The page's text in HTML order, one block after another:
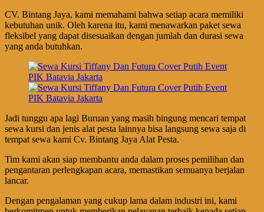
CV. Bintang Jaya, kami memahami bahwa setiap acara memiliki
kebutuhan unik. Oleh karena itu, kami menawarkan paket sewa
fleksibel yang dapat disesuaikan dengan jumlah dan durasi sewa
yang anda butuhkan.
Jadi tunggu apa lagi Buruan yang masih bingung mencari tempat
sewa kursi dan jenis alat pesta lainnya bisa langsung sewa saja di
tempat sewa kami Cv. Bintang Jaya Alat Pesta.
Tim kami akan siap membantu anda dalam proses pemilihan dan
pengantaran perlengkapan acara, memastikan semuanya berjalan
lancar.
Dengan pengalaman yang cukup lama dalam industri ini, kami